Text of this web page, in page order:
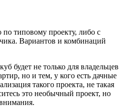
по типовому проекту, либо с
Вариантов и комбинаций
будет не только для владельцев
но и тем, у кого есть дачные
такого проекта, не такая
это необычный проект, но